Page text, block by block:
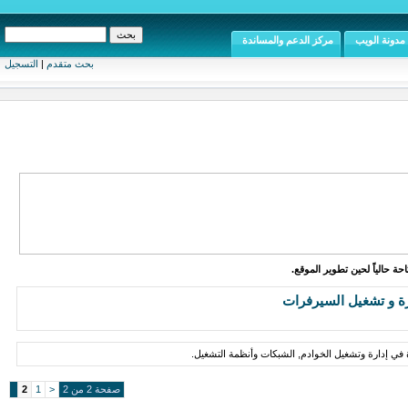
بحث متقدم | التسجيل
مدونة الويب مركز الدعم والمساندة
حالياً لحين تطوير الموقع.
و تشغيل السيرفرات
في إدارة وتشغيل الخوادم, الشبكات وأنظمة التشغيل.
صفحة 2 من 2 <
1
2